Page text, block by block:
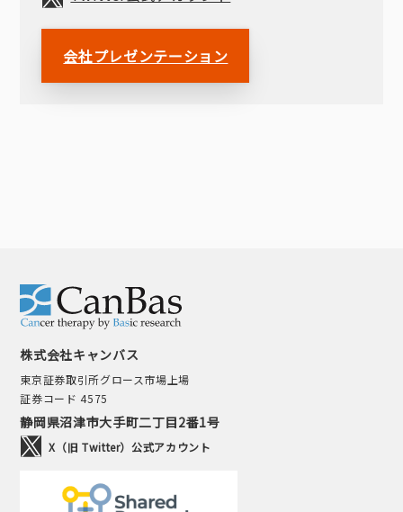
会社プレゼンテーション
株式会社キャンバス
東京証券取引所グロース市場上場
証券コード 4575
静岡県沼津市大手町二丁目2番1号
X（旧 Twitter）公式アカウント